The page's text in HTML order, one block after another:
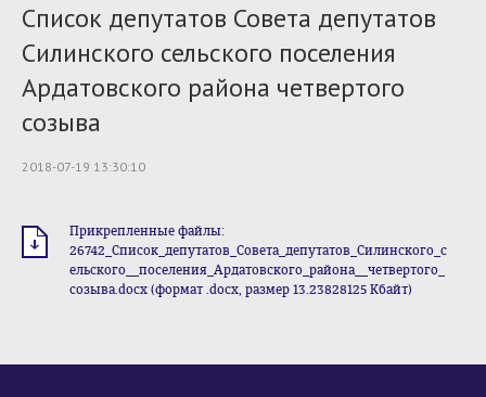
Список депутатов Совета депутатов
Силинского сельского поселения
Ардатовского района четвертого
созыва
2018-07-19 13:30:10
Прикрепленные файлы:
26742_Список_депутатов_Совета_депутатов_Силинского_с
ельского__поселения_Ардатовского_района__четвертого_
созыва.docx (формат .docx, размер 13.23828125 Кбайт)